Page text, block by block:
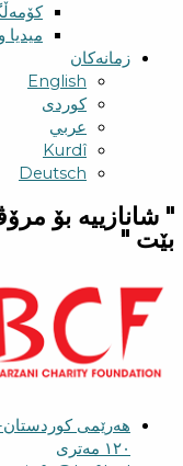
زمانەکان
English
کوردی
عربي
Kurdî
Deutsch
" شانازییه بۆ
بێت "
هەرێمی
١٢٠ مەتری